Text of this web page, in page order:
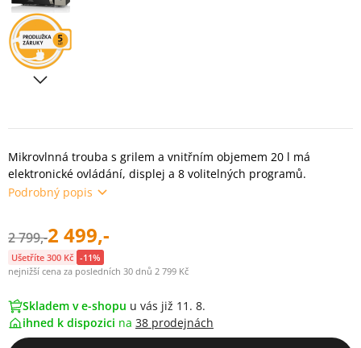
Mikrovlnná trouba s grilem a vnitřním objemem 20 l má
elektronické ovládání, displej a 8 volitelných programů.
Podrobný popis
2 799,-2 499,-
Ušetříte 300 Kč -11%
nejnižší cena za posledních 30 dnů 2 799 Kč
Skladem v e-shopu u vás již 11. 8.
ihned k dispozici na 38 prodejnách